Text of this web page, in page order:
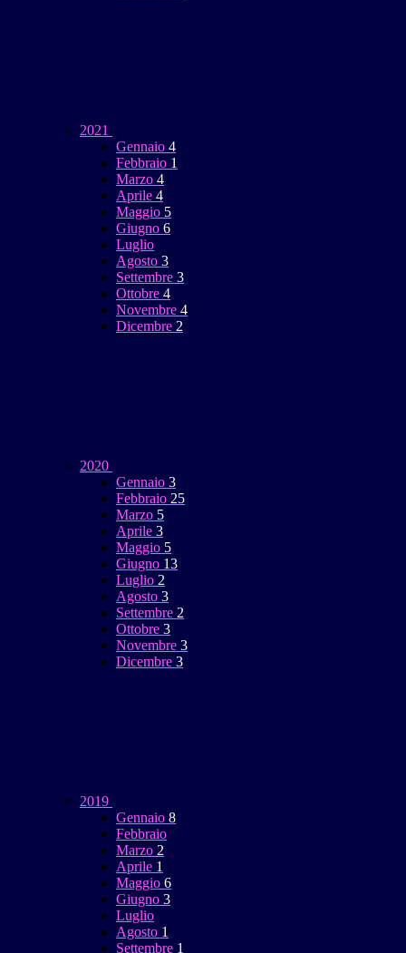
2021
Gennaio 4
Febbraio 1
Marzo 4
Aprile 4
Maggio 5
Giugno 6
Luglio
Agosto 3
Settembre 3
Ottobre 4
Novembre 4
Dicembre 2
2020
Gennaio 3
Febbraio 25
Marzo 5
Aprile 3
Maggio 5
Giugno 13
Luglio 2
Agosto 3
Settembre 2
Ottobre 3
Novembre 3
Dicembre 3
2019
Gennaio 8
Febbraio
Marzo 2
Aprile 1
Maggio 6
Giugno 3
Luglio
Agosto 1
Settembre 1